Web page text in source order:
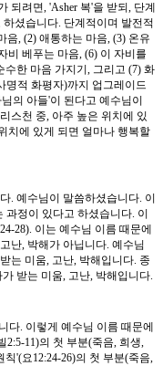
되려면, 'Asher 복'을 받되, 단계
셨습니다. 단계적이며 발전적
음, (2) 애통하는 마음, (3) 온유
비 베푸는 마음, (6) 이 자비를
한 마음 가지기, 그리고 (7) 화
명적 화평자)까지 업그레이드
의 아들'이 된다고 예수님이
스천 중, 아주 높은 위치에 있
치에 있게 되면 얼마나 행복할
. 예수님이 말씀하셨습니다. 이
정이 있다고 하셨습니다. 이
28). 이는 예수님 이름 때문에
난, 박해가 아닙니다. 예수님
는 미움, 고난, 박해입니다. 종
받는 미움, 고난, 박해입니다.
다. 이렇게 예수님 이름 때문에
2:5-11)의 첫 부분(죽음, 희생,
'(요12:24-26)의 첫 부분(죽음,